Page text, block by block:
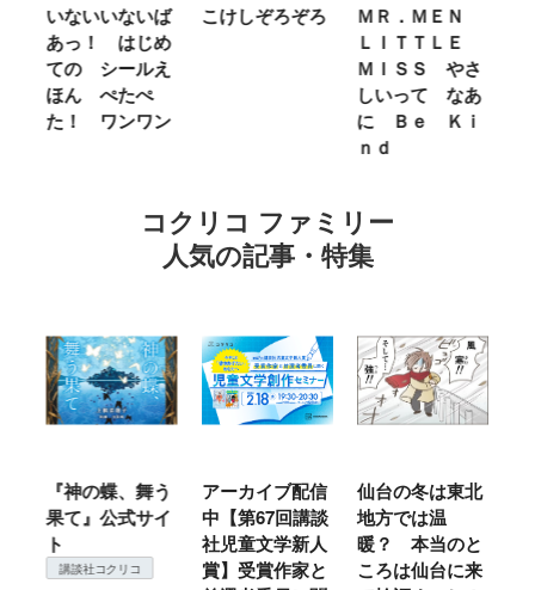
いないいないば
あっ！ はじめ
ての シールえ
ほん ぺたぺ
た！ ワンワン
こけしぞろぞろ
ＭＲ．ＭＥＮ
ＬＩＴＴＬＥ
ＭＩＳＳ やさ
しいって なあ
に Ｂｅ Ｋｉ
ｎｄ
コクリコ ファミリー
人気の記事・特集
『神の蝶、舞う
果て』公式サイ
ト
講談社コクリコ
アーカイブ配信
中【第67回講談
社児童文学新人
賞】受賞作家と
仙台の冬は東北
地方では温
暖？ 本当のと
ころは仙台に来